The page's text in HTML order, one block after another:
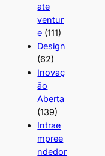
ate
ventur
e (111)
Design
(62)
Inovaç
ão
Aberta
(139)
Intrae
mpree
ndedor